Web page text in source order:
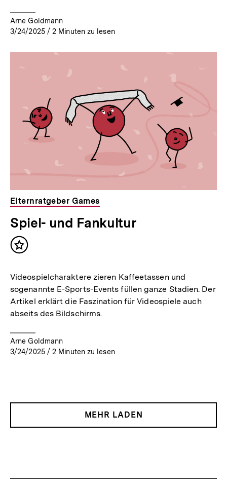
Arne Goldmann
3/24/2025 / 2 Minuten zu lesen
Elternratgeber Games
Spiel- und Fankultur
Inhalt
Videospielcharaktere zieren Kaffeetassen und
sogenannte E-Sports-Events füllen ganze Stadien. Der
Artikel erklärt die Faszination für Videospiele auch
abseits des Bildschirms.
Arne Goldmann
3/24/2025 / 2 Minuten zu lesen
MEHR LADEN